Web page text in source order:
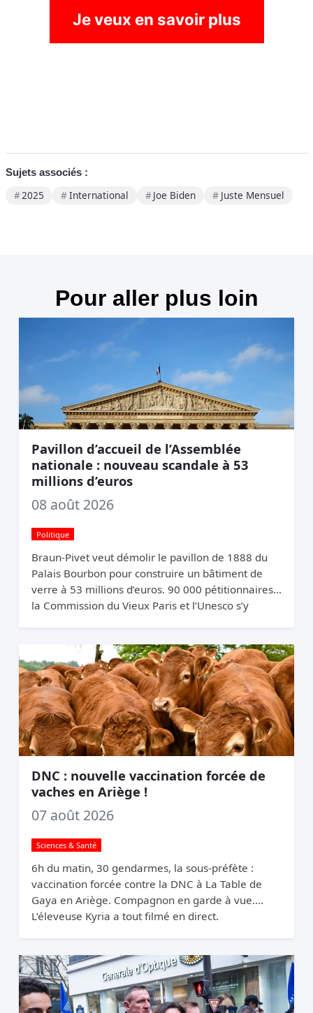
Je veux en savoir plus
Sujets associés :
2025 International Joe Biden Juste Mensuel
Pour aller plus loin
Pavillon d’accueil de l’Assemblée
nationale : nouveau scandale à 53
millions d’euros
08 août 2026
Politique
Braun-Pivet veut démolir le pavillon de 1888 du
Palais Bourbon pour construire un bâtiment de
verre à 53 millions d’euros. 90 000 pétitionnaires,
la Commission du Vieux Paris et l’Unesco s’y
DNC : nouvelle vaccination forcée de
vaches en Ariège !
07 août 2026
Sciences & Santé
6h du matin, 30 gendarmes, la sous-préfète :
vaccination forcée contre la DNC à La Table de
Gaya en Ariège. Compagnon en garde à vue.
L’éleveuse Kyria a tout filmé en direct.